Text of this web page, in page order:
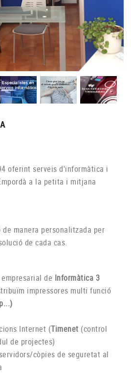
oferint serveis d'informàtica i
a la petita i mitjana
manera personalitzada per
de cada cas.
de Informàtica 3
impressores multi funció
Internet (Timenet (control
de projectes)
còpies de seguretat al